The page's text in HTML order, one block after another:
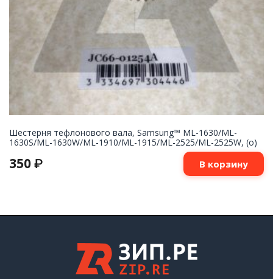
Шестерня тефлонового вала, Samsung™ ML-1630/ML-
1630S/ML-1630W/ML-1910/ML-1915/ML-2525/ML-2525W, (о)
350 ₽ В корзину